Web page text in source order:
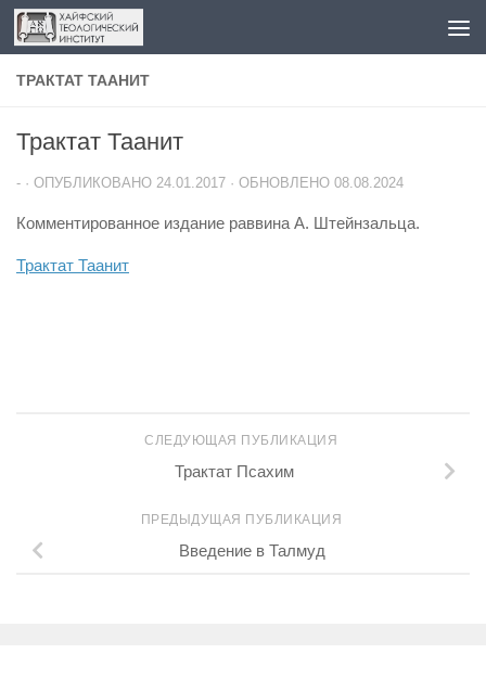
Перейти к содержимому
ТРАКТАТ ТААНИТ
Трактат Таанит
- · ОПУБЛИКОВАНО 24.01.2017 · ОБНОВЛЕНО 08.08.2024
Комментированное издание раввина А. Штейнзальца.
Трактат Таанит
СЛЕДУЮЩАЯ ПУБЛИКАЦИЯ
Трактат Псахим
ПРЕДЫДУЩАЯ ПУБЛИКАЦИЯ
Введение в Талмуд